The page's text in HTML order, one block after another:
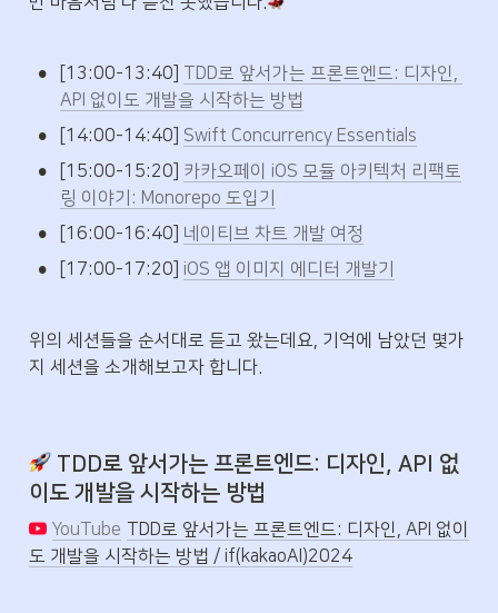
• [13:00-13:40]
TDD로 앞서가는 프론트엔드: 디자인,
API 없이도 개발을 시작하는 방법
• [14:00-14:40] Swift Concurrency Essentials
• [15:00-15:20] 카카오페이 iOS 모듈 아키텍처 리팩토
링 이야기: Monorepo 도입기
• [16:00-16:40] 네이티브 차트 개발 여정
• [17:00-17:20] iOS 앱 이미지 에디터 개발기
위의 세션들을 순서대로 듣고 왔는데요, 기억에 남았던 몇가
지 세션을 소개해보고자 합니다.
TDD로 앞서가는 프론트엔드: 디자인, API 없
이도 개발을 시작하는 방법
YouTube TDD로 앞서가는 프론트엔드: 디자인, API 없이
도 개발을 시작하는 방법 / if(kakaoAI)2024